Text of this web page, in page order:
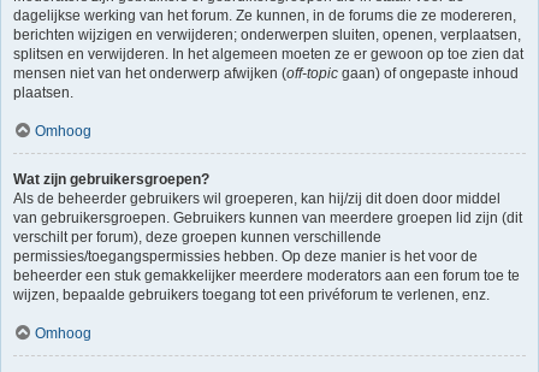
dagelijkse werking van het forum. Ze kunnen, in de forums die ze modereren,
berichten wijzigen en verwijderen; onderwerpen sluiten, openen, verplaatsen,
splitsen en verwijderen. In het algemeen moeten ze er gewoon op toe zien dat
mensen niet van het onderwerp afwijken (off-topic gaan) of ongepaste inhoud
plaatsen.
Omhoog
Wat zijn gebruikersgroepen?
Als de beheerder gebruikers wil groeperen, kan hij/zij dit doen door middel
van gebruikersgroepen. Gebruikers kunnen van meerdere groepen lid zijn (dit
verschilt per forum), deze groepen kunnen verschillende
permissies/toegangspermissies hebben. Op deze manier is het voor de
beheerder een stuk gemakkelijker meerdere moderators aan een forum toe te
wijzen, bepaalde gebruikers toegang tot een privéforum te verlenen, enz.
Omhoog